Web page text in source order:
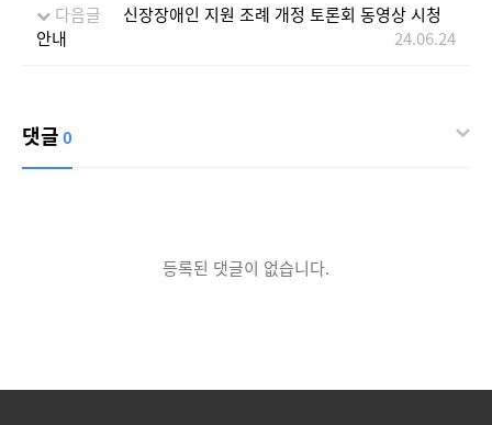
다음글
신장장애인 지원 조례 개정 토론회 동영상 시청
안내
24.06.24
댓글0
등록된 댓글이 없습니다.